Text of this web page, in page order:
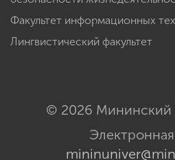
Факультет информационных
Лингвистический факультет
© 2026 Мининский